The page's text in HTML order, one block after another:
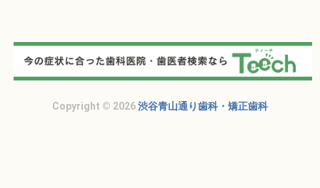
Copyright © 2026渋谷青山通り歯科・矯正歯科